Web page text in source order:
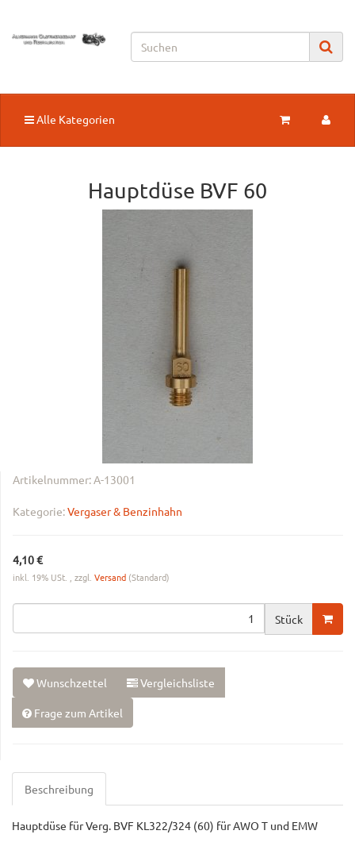
Alle Kategorien
Hauptdüse BVF 60
Artikelnummer:A-13001
Kategorie:Vergaser & Benzinhahn
4,10 €
inkl. 19% USt. , zzgl. Versand (Standard)
Stück
Wunschzettel Vergleichsliste
Frage zum Artikel
Beschreibung
Hauptdüse für Verg. BVF KL322/324 (60) für AWO T und EMW